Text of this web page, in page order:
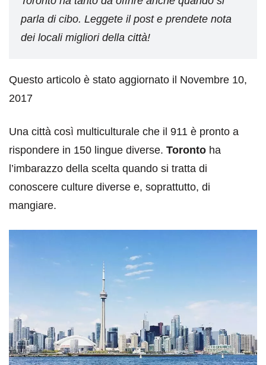
parla di cibo. Leggete il post e prendete nota
dei locali migliori della città!
Questo articolo è stato aggiornato il Novembre 10,
2017
Una città così multiculturale che il 911 è pronto a
rispondere in 150 lingue diverse. Toronto ha
l’imbarazzo della scelta quando si tratta di
conoscere culture diverse e, soprattutto, di
mangiare.